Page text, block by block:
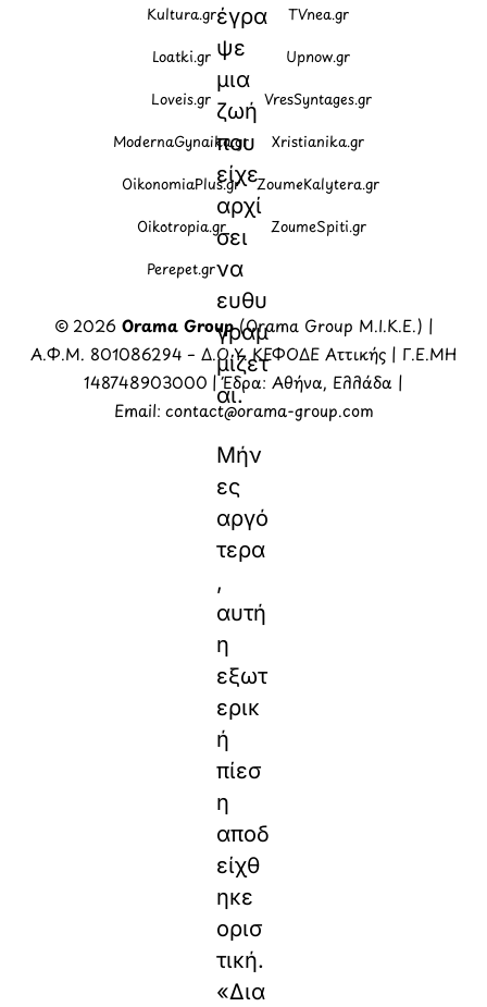
έγρα
ψε
μια
ζωή
που
είχε
αρχί
σει
να
ευθυ
γραμ
μίζετ
αι.
Μήν
ες
αργό
τερα
,
αυτή
η
εξωτ
ερικ
ή
πίεσ
η
αποδ
είχθ
ηκε
ορισ
τική.
«Δια
Kultura.gr TVnea.gr
Loatki.gr Upnow.gr
Loveis.gr VresSyntages.gr
ModernaGynaika.gr Xristianika.gr
OikonomiaPlus.gr ZoumeKalytera.gr
Oikotropia.gr ZoumeSpiti.gr
Perepet.gr
© 2026 Orama Group(Orama Group Μ.Ι.Κ.Ε.) |
Α.Φ.Μ. 801086294 – Δ.Ο.Υ. ΚΕΦΟΔΕ Αττικής | Γ.Ε.ΜΗ
148748903000 | Έδρα: Αθήνα, Ελλάδα |
Email: contact@orama-group.com